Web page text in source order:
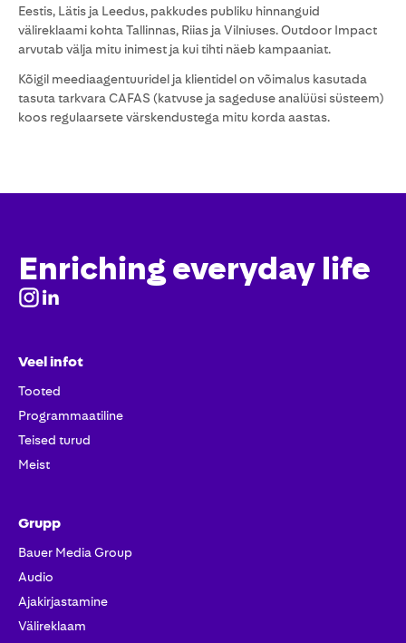
Eestis, Lätis ja Leedus, pakkudes publiku hinnanguid
välireklaami kohta Tallinnas, Riias ja Vilniuses. Outdoor Impact
arvutab välja mitu inimest ja kui tihti näeb kampaaniat.
Kõigil meediaagentuuridel ja klientidel on võimalus kasutada
tasuta tarkvara CAFAS (katvuse ja sageduse analüüsi süsteem)
koos regulaarsete värskendustega mitu korda aastas.
Enriching everyday life
Veel infot
Tooted
Programmaatiline
Teised turud
Meist
Grupp
Bauer Media Group
Audio
Ajakirjastamine
Välireklaam